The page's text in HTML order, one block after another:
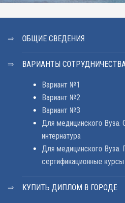
ОБЩИЕ СВЕДЕНИЯ
ВАРИАНТЫ
Вариант №1
Вариант №2
Вариант №3
Для медицинского Вуза.
интернатура
Для медицинского Вуза.
сертификационные курсы
КУПИТЬ ДИПЛОМ В ГОРОДЕ: